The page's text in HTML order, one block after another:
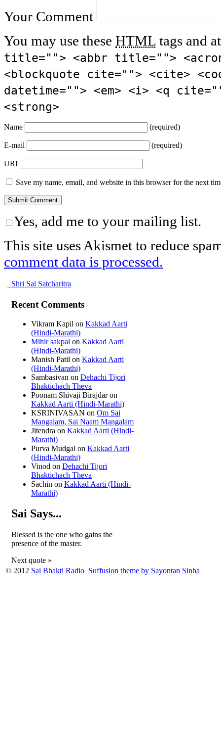
Your Comment
You may use these HTML tags and
title=""> <abbr title="">
<blockquote cite=""> <cite>
datetime=""> <em> <i> <q
<strong>
Name (required)
E-mail (required)
URI
Save my name, email, and website in this browser for the next
Yes, add me to your mailing list.
This site uses Akismet to reduce
comment data is processed.
Shri Sai Satcharitra
Recent Comments
Vikram Kapil on Kakkad Aarti
(Hindi-Marathi)
Mihir sakpal on Kakkad Aarti
(Hindi-Marathi)
Manish Patil on Kakkad Aarti
(Hindi-Marathi)
Sambasivan on Dehachi Tijori
Bhaktichach Theva
Poonam Shivaji Birajdaron
Kakkad Aarti (Hindi-Marathi)
KSRINIVASAN on Om Sai
Mangalam, Sai Naam Mangalam
Jitendra on Kakkad Aarti (Hindi-
Marathi)
Purva Mudgal on Kakkad Aarti
(Hindi-Marathi)
Vinod on Dehachi Tijori
Bhaktichach Theva
Sachin on Kakkad Aarti (Hindi-
Marathi)
Sai Says...
Blessed is the one who gains the
presence of the master.
Next quote »
© 2012 Sai Bhakti Radio Suffusion theme by Sayontan Sinha